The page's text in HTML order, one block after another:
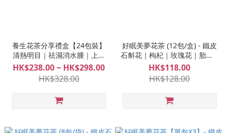
養生花茶分享禮盒【24包裝】
清熱明目｜祛濕消水腫｜上班
一族 #24天花茶、水果茶推薦
組合 #一天一包 #一個月份量
滿$300全港18區免運費
HK$238.00 ~ HK$298.00
HK$328.00
好眠美夢花茶 (12包/盒) - 鐵皮
石斛花｜枸杞｜玫瑰花｜胎菊 -
養生花茶包 - #改善失眠 #養生
安神
HK$118.00
HK$128.00